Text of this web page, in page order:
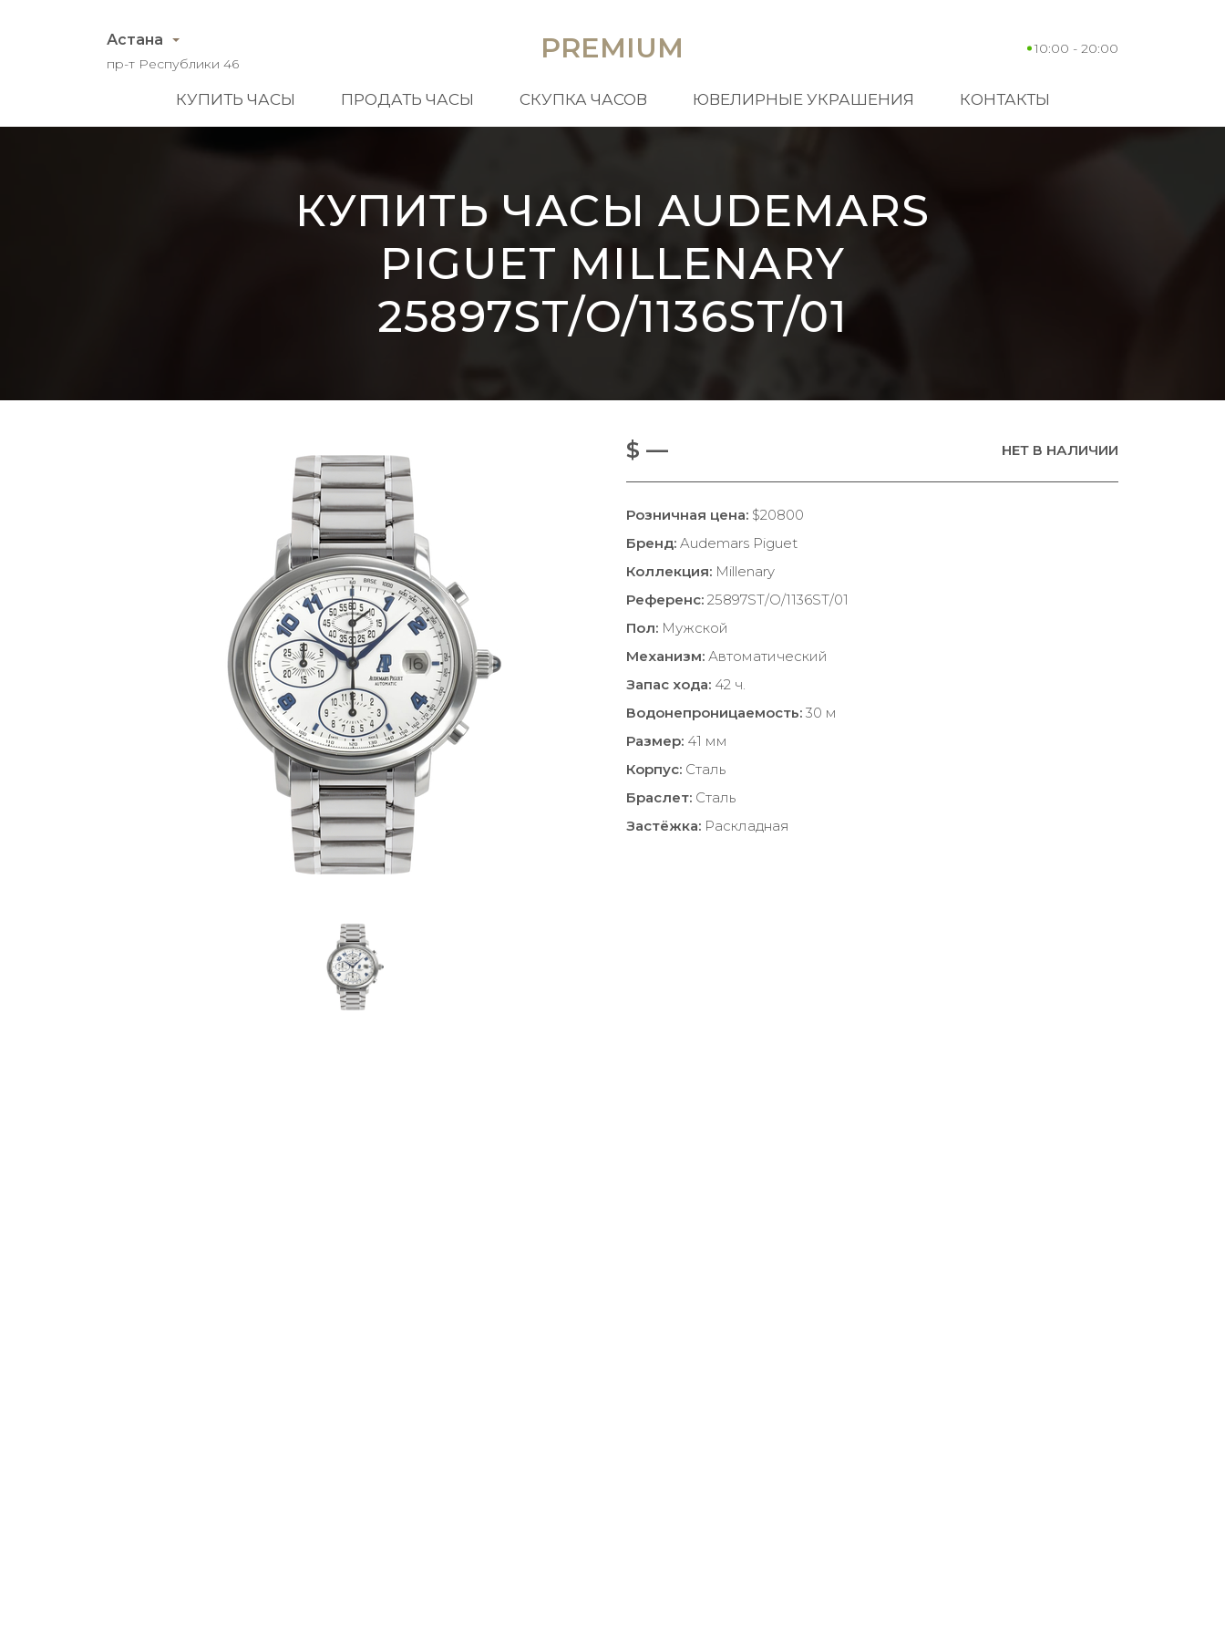
Астана
пр-т Республики 46 PREMIUM 10:00 - 20:00
КУПИТЬ ЧАСЫ ПРОДАТЬ ЧАСЫ СКУПКА ЧАСОВ ЮВЕЛИРНЫЕ УКРАШЕНИЯ КОНТАКТЫ
КУПИТЬ ЧАСЫ AUDEMARS
PIGUET MILLENARY
25897ST/O/1136ST/01
$ — НЕТ В НАЛИЧИИ
Розничная цена: $20800
Бренд: Audemars Piguet
Коллекция: Millenary
Референс: 25897ST/O/1136ST/01
Пол: Мужской
Механизм: Автоматический
Запас хода: 42 ч.
Водонепроницаемость: 30 м
Размер: 41 мм
Корпус: Сталь
Браслет: Сталь
Застёжка: Раскладная